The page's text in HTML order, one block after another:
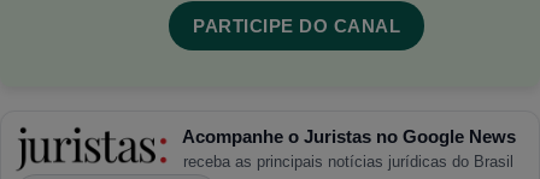
PARTICIPE DO CANAL
Acompanhe o Juristas no Google News
receba as principais notícias jurídicas do Brasil